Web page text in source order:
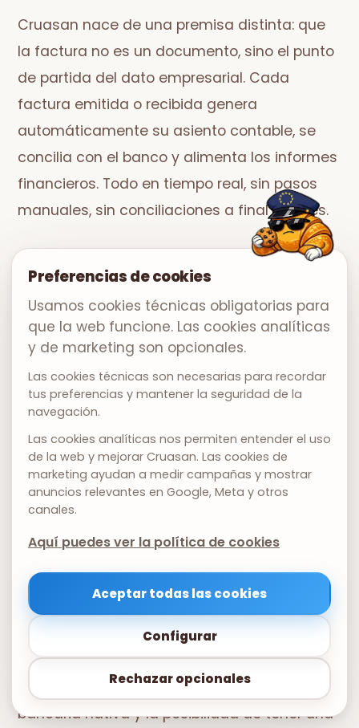
Cruasan nace de una premisa distinta: que
la factura no es un documento, sino el punto
de partida del dato empresarial. Cada
factura emitida o recibida genera
automáticamente su asiento contable, se
concilia con el banco y alimenta los informes
financieros. Todo en tiempo real, sin pasos
manuales, sin conciliaciones a final de mes.
Contabilidad real, no decorativa.
contabilidad en Cruasan no es un módulo
añadido — es la capa donde todo converge.
Plan General Contable completo, asientos
automáticos desde facturas, conciliación
bancaria nativa y la posibilidad de tener una
Preferencias de cookies
Usamos cookies técnicas obligatorias para
que la web funcione. Las cookies analíticas
y de marketing son opcionales.
Las cookies técnicas son necesarias para recordar
tus preferencias y mantener la seguridad de la
navegación.
Las cookies analíticas nos permiten entender el uso
de la web y mejorar Cruasan. Las cookies de
marketing ayudan a medir campañas y mostrar
anuncios relevantes en Google, Meta y otros
canales.
Aquí puedes ver la política de cookies
Rechazar opcionales
Configurar
Aceptar todas las cookies